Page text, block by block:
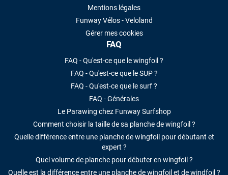
Mentions légales
Funway Vélos - Veloland
Gérer mes cookies
FAQ
FAQ - Qu'est-ce que le wingfoil ?
FAQ - Qu'est-ce que le SUP ?
FAQ - Qu'est-ce que le surf ?
FAQ - Générales
Le Parawing chez Funway Surfshop
Comment choisir la taille de sa planche de wingfoil ?
Quelle différence entre une planche de wingfoil pour débutant et
expert ?
Quel volume de planche pour débuter en wingfoil ?
Quelle est la différence entre une planche de wingfoil et de windfoil ?